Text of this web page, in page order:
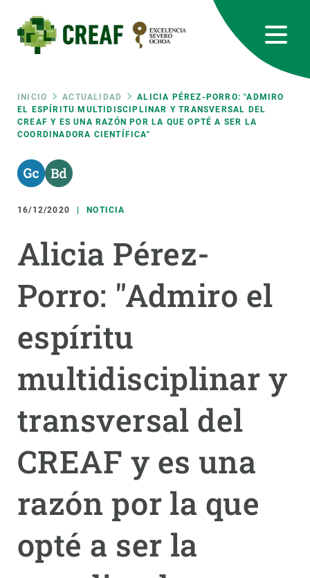
contenido
principal
Ruta
de
navegación
INICIO ACTUALIDAD
ALICIA PÉREZ-PORRO: "ADMIRO
EL ESPÍRITU MULTIDISCIPLINAR Y TRANSVERSAL DEL
CREAF Y ES UNA RAZÓN POR LA QUE OPTÉ A SER LA
COORDINADORA CIENTÍFICA"
16/12/2020 NOTICIA
Alicia Pérez-
Porro: "Admiro el
espíritu
multidisciplinar y
transversal del
CREAF y es una
razón por la que
opté a ser la
RRSS
Featured
responsive
INTRANET
Responsive
menu
SOBRE NOSOTROS
INVESTIGACIÓN
ÚNETE A NOSOTROS
PARTICIPA
NOTICIAS Y AGENDA